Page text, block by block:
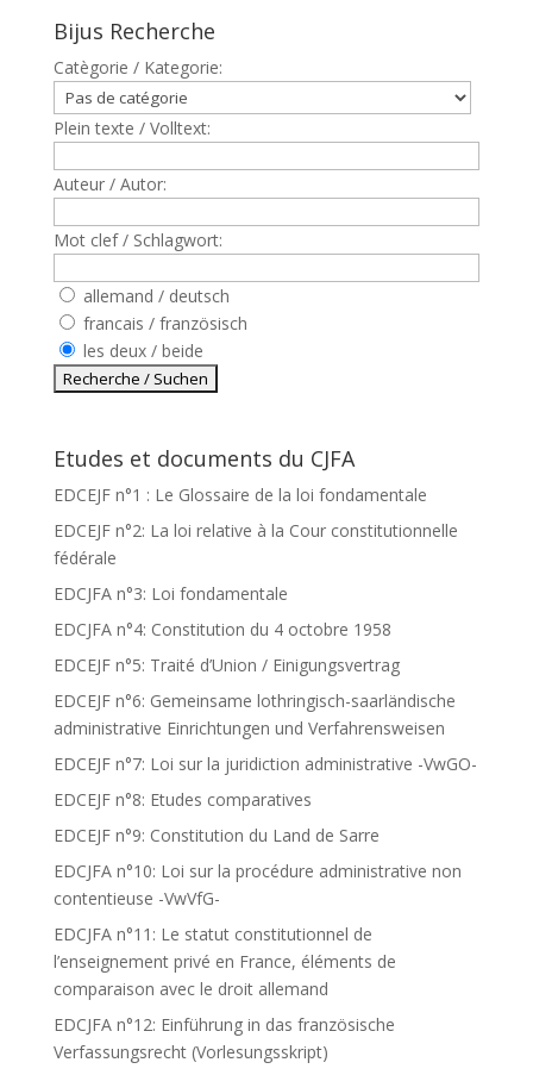
Bijus Recherche
Catègorie / Kategorie:
Plein texte / Volltext:
Auteur / Autor:
Mot clef / Schlagwort:
allemand / deutsch
francais / französisch
les deux / beide
Etudes et documents du CJFA
EDCEJF n°1 : Le Glossaire de la loi fondamentale
EDCEJF n°2: La loi relative à la Cour constitutionnelle
fédérale
EDCJFA n°3: Loi fondamentale
EDCJFA n°4: Constitution du 4 octobre 1958
EDCEJF n°5: Traité d’Union / Einigungsvertrag
EDCEJF n°6: Gemeinsame lothringisch-saarländische
administrative Einrichtungen und Verfahrensweisen
EDCEJF n°7: Loi sur la juridiction administrative -VwGO-
EDCEJF n°8: Etudes comparatives
EDCEJF n°9: Constitution du Land de Sarre
EDCJFA n°10: Loi sur la procédure administrative non
contentieuse -VwVfG-
EDCJFA n°11: Le statut constitutionnel de
l’enseignement privé en France, éléments de
comparaison avec le droit allemand
EDCJFA n°12: Einführung in das französische
Verfassungsrecht (Vorlesungsskript)